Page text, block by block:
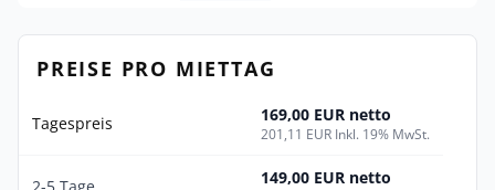
PREISE PRO MIETTAG
Tagespreis 169,00 EUR netto
201,11 EUR Inkl. 19% MwSt.
149,00 EUR netto